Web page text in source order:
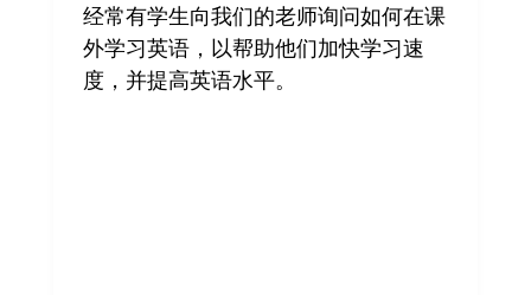
经常有学生向我们的老师询问如何在课
外学习英语，以帮助他们加快学习速
度，并提高英语水平。